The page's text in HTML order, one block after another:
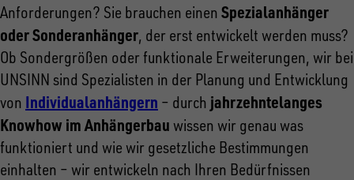
Anforderungen? Sie brauchen einen Spezialanhänger
oder Sonderanhänger, der erst entwickelt werden muss?
Ob Sondergrößen oder funktionale Erweiterungen, wir bei
UNSINN sind Spezialisten in der Planung und Entwicklung
von Individualanhängern – durch jahrzehntelanges
Knowhow im Anhängerbau wissen wir genau was
funktioniert und wie wir gesetzliche Bestimmungen
einhalten – wir entwickeln nach Ihren Bedürfnissen